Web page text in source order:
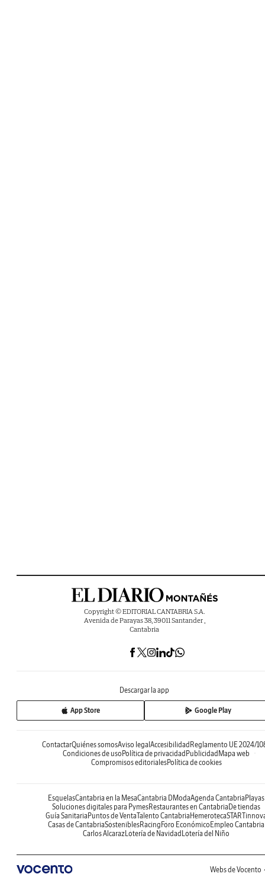
Copyright © EDITORIAL CANTABRIA S.A.
Avenida de Parayas 38, 39011 Santander ,
Cantabria
Descargar la app
App Store Google Play
ContactarQuiénes somosAviso legalAccesibilidadReglamento UE 2024/
Condiciones de usoPolítica de privacidadPublicidadMapa web
Compromisos editorialesPolítica de cookies
EsquelasCantabria en la MesaCantabria DModaAgenda CantabriaPlayas
Soluciones digitales para PymesRestaurantes en CantabriaDe tiendas
Guía SanitariaPuntos de VentaTalento CantabriaHemeroteca
Casas de CantabriaSosteniblesRacingForo EconómicoEmpleo Cantabria
Carlos AlcarazLotería de NavidadLotería del Niño
Webs de Vocento